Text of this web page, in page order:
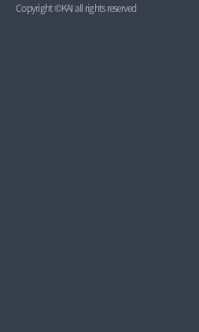
Copyright ©KAI all rights reserved